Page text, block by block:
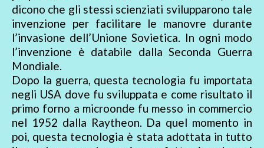
dicono che gli stessi scienziati svilupparono tale
invenzione per facilitare le manovre durante
l’invasione dell’Unione Sovietica. In ogni modo
l’invenzione è databile dalla Seconda Guerra
Mondiale.
Dopo la guerra, questa tecnologia fu importata
negli USA dove fu sviluppata e come risultato il
primo forno a microonde fu messo in commercio
nel 1952 dalla Raytheon. Da quel momento in
poi, questa tecnologia è stata adottata in tutto